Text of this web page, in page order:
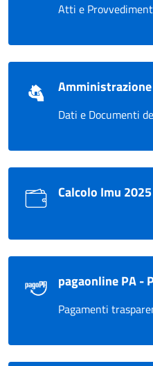
Atti e
Dati e Documenti
Calcolo Imu 2025
pagaonline PA -
Pagamenti